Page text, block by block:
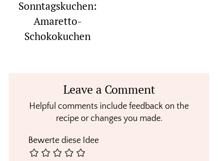
Sonntagskuchen:
Amaretto-
Schokokuchen
InteractionsLeave a Comment
Helpful comments include feedback on the
recipe or changes you made.
Bewerte diese Idee